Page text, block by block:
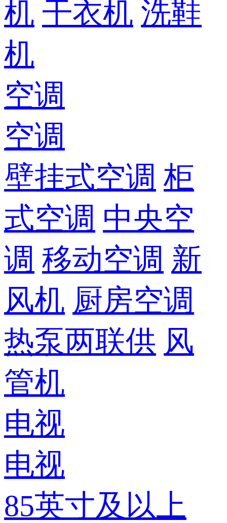
机 干衣机 洗鞋
机
空调
空调
壁挂式空调 柜
式空调 中央空
调 移动空调 新
风机 厨房空调
热泵两联供 风
管机
电视
电视
85英寸及以上